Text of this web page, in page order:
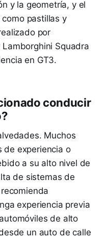
y la geometría, y el
pastillas y
por
Squadra
en GT3.
conducir
Muchos
de experiencia o
a su alto nivel de
de sistemas de
experiencia previa
de alto
un auto de calle